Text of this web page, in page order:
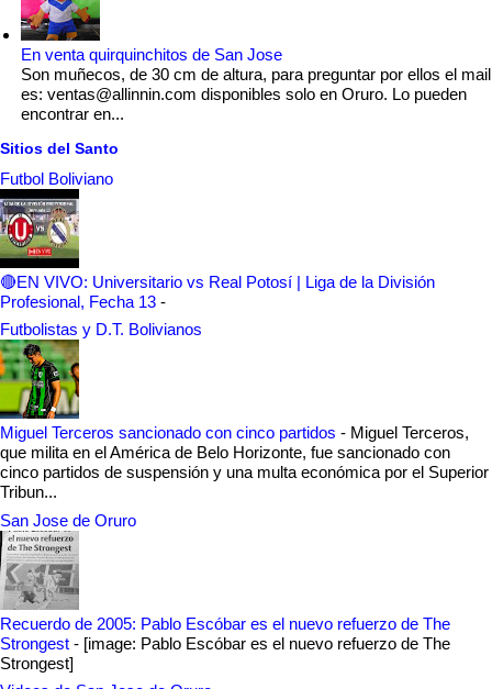
En venta quirquinchitos de San Jose
Son muñecos, de 30 cm de altura, para preguntar por ellos el mail
es: ventas@allinnin.com disponibles solo en Oruro. Lo pueden
encontrar en...
Sitios del Santo
Futbol Boliviano
🔴EN VIVO: Universitario vs Real Potosí | Liga de la División
Profesional, Fecha 13 -
Futbolistas y D.T. Bolivianos
Miguel Terceros sancionado con cinco partidos - Miguel Terceros,
que milita en el América de Belo Horizonte, fue sancionado con
cinco partidos de suspensión y una multa económica por el Superior
Tribun...
San Jose de Oruro
Recuerdo de 2005: Pablo Escóbar es el nuevo refuerzo de The
Strongest - [image: Pablo Escóbar es el nuevo refuerzo de The
Strongest]